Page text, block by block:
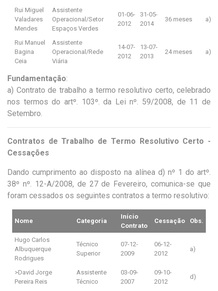
Rui Miguel
Valadares
Mendes
Assistente
Operacional/Setor
Espaços Verdes
01-06-
2012
31-05-
2014
36 meses a)
Rui Manuel
Bagina
Ceia
Assistente
Operacional/Rede
Viária
14-07-
2012
13-07-
2013
24 meses a)
Fundamentação:
a) Contrato de trabalho a termo resolutivo certo, celebrado
nos termos do artº. 103º. da Lei nº. 59/2008, de 11 de
Setembro.
Contratos de Trabalho de Termo Resolutivo Certo -
Cessações
Dando cumprimento ao disposto na alínea d) nº 1 do artº.
38º nº. 12-A/2008, de 27 de Fevereiro, comunica-se que
foram cessados os seguintes contratos a termo resolutivo:
Nome Categoria
Início
Contrato
Cessação Obs.
Hugo Carlos
Albuquerque
Rodrigues
Técnico
Superior
07-12-
2009
06-12-
2012
a)
>David Jorge
Pereira Reis
Assistente
Técnico
03-09-
2007
09-10-
2012
d)